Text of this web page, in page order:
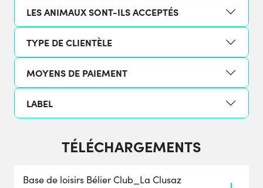
LES ANIMAUX SONT-ILS ACCEPTÉS
TYPE DE CLIENTÈLE
MOYENS DE PAIEMENT
LABEL
TÉLÉCHARGEMENTS
Base de loisirs Bélier Club_La Clusaz